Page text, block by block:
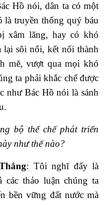
Hồ nói, dân ta có một
là truyền thống quý báu
xâm lăng, hay có khó
lại sôi nổi, kết nối thành
mẽ, vượt qua mọi khó
ta phải khắc chế được
như Bác Hồ nói là sánh
bộ thể chế phát triển
như thế nào?
: Tôi nghĩ đấy là
thảo luận chúng ta
bền vững đất nước mà